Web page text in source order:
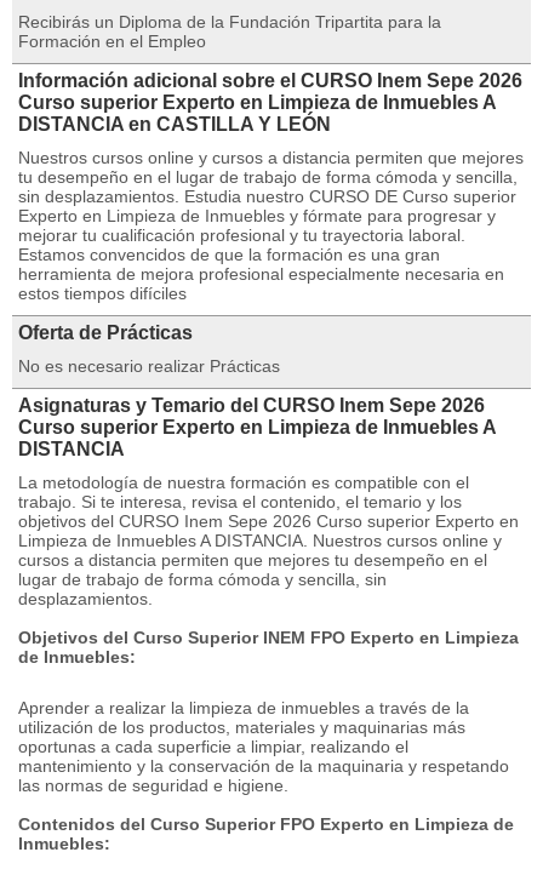
Recibirás un Diploma de la Fundación Tripartita para la
Formación en el Empleo
Información adicional sobre el CURSO Inem Sepe 2026
Curso superior Experto en Limpieza de Inmuebles A
DISTANCIA en CASTILLA Y LEÓN
Nuestros cursos online y cursos a distancia permiten que mejores
tu desempeño en el lugar de trabajo de forma cómoda y sencilla,
sin desplazamientos. Estudia nuestro CURSO DE Curso superior
Experto en Limpieza de Inmuebles y fórmate para progresar y
mejorar tu cualificación profesional y tu trayectoria laboral.
Estamos convencidos de que la formación es una gran
herramienta de mejora profesional especialmente necesaria en
estos tiempos difíciles
Oferta de Prácticas
No es necesario realizar Prácticas
Asignaturas y Temario del CURSO Inem Sepe 2026
Curso superior Experto en Limpieza de Inmuebles A
DISTANCIA
La metodología de nuestra formación es compatible con el
trabajo. Si te interesa, revisa el contenido, el temario y los
objetivos del CURSO Inem Sepe 2026 Curso superior Experto en
Limpieza de Inmuebles A DISTANCIA. Nuestros cursos online y
cursos a distancia permiten que mejores tu desempeño en el
lugar de trabajo de forma cómoda y sencilla, sin
desplazamientos.
Objetivos del Curso Superior INEM FPO Experto en Limpieza
de Inmuebles:
Aprender a realizar la limpieza de inmuebles a través de la
utilización de los productos, materiales y maquinarias más
oportunas a cada superficie a limpiar, realizando el
mantenimiento y la conservación de la maquinaria y respetando
las normas de seguridad e higiene.
Contenidos del Curso Superior FPO Experto en Limpieza de
Inmuebles: